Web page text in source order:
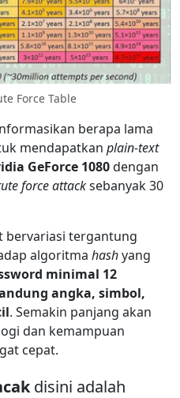
Force Table
berapa lama
mendapatkan plain-text
GeForce 1080dengan
force attacksebanyak 30
bervariasi tergantung
algoritma hashyang
minimal 12
angka, simbol,
. Semakin panjang akan
dan kemampuan
cepat.
disini adalah